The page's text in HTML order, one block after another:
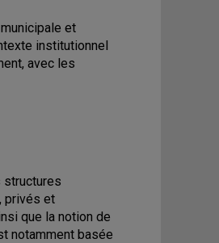
et
institutionnel
avec les
structures
privés et
que la notion de
notamment basée